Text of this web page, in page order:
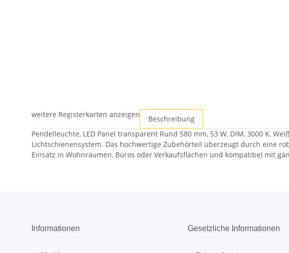
weitere Registerkarten anzeigen
Beschreibung
Pendelleuchte, LED Panel transparent Rund 580 mm, 53 W, DIM, 3000 K,
Lichtschienensystem. Das hochwertige Zubehörteil überzeugt durch eine
Einsatz in Wohnräumen, Büros oder Verkaufsflächen und kompatibel mit
Informationen Gesetzliche Informationen